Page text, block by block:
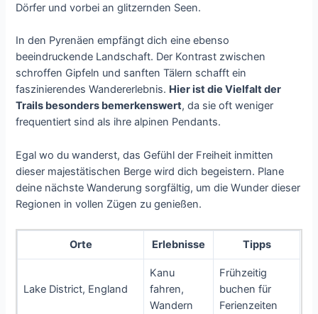
Dörfer und vorbei an glitzernden Seen.
In den Pyrenäen empfängt dich eine ebenso
beeindruckende Landschaft. Der Kontrast zwischen
schroffen Gipfeln und sanften Tälern schafft ein
faszinierendes Wandererlebnis. Hier ist die Vielfalt der
Trails besonders bemerkenswert, da sie oft weniger
frequentiert sind als ihre alpinen Pendants.
Egal wo du wanderst, das Gefühl der Freiheit inmitten
dieser majestätischen Berge wird dich begeistern. Plane
deine nächste Wanderung sorgfältig, um die Wunder dieser
Regionen in vollen Zügen zu genießen.
Orte Erlebnisse Tipps
Lake District, England
Kanu
fahren,
Wandern
Frühzeitig
buchen für
Ferienzeiten